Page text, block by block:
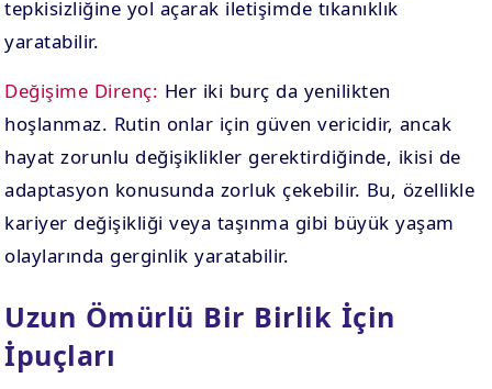
tepkisizliğine yol açarak iletişimde tıkanıklık
yaratabilir.
Değişime Direnç: Her iki burç da yenilikten
hoşlanmaz. Rutin onlar için güven vericidir, ancak
hayat zorunlu değişiklikler gerektirdiğinde, ikisi de
adaptasyon konusunda zorluk çekebilir. Bu, özellikle
kariyer değişikliği veya taşınma gibi büyük yaşam
olaylarında gerginlik yaratabilir.
Uzun Ömürlü Bir Birlik İçin
İpuçları